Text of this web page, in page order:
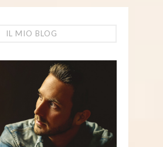
IL MIO BLOG